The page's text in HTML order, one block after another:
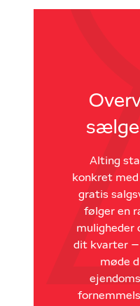
sælge
Alting
konkret
gratis
følger en
muligheder
dit kvarter –
møde